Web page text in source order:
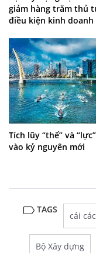
giảm hàng trăm thủ
điều kiện kinh doanh
Tích lũy “thế” và
vào kỷ nguyên mới
TAGS
cải
Bộ Xây dựng